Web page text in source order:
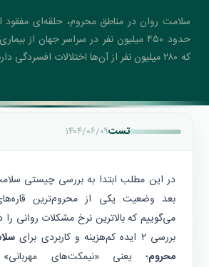
سلامت روان در مناطق محروم، حلقه‌ای
حدود ۴۵۰ میلیون نفر در سراسر جهان از
که ۲۸۰ میلیون نفر از آن‌ها اختلالات افسردگی
تست۱۴۰۴/۰۶/۰۹
در این مطلب ابتدا به بررسی چیستی
بعد وضعیت یکی از محروم‌ترین‌
می‌گوییم که بالا‌ترین نرخ مشکلات روانی را
بررسی ۲ ایده کم‌هزینه و کاربردی برای
محروم؛ یعنی «نیمکت‌های